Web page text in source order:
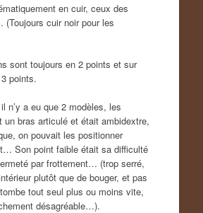
en cuir, ceux des
(Toujours cuir noir pour les
sont toujours en 2 points et sur
points.
n’y a eu que 2 modèles, les
un bras articulé et était ambidextre,
on pouvait les positionner
Son point faible était sa difficulté
par frottement… (trop serré,
plutôt que de bouger, et pas
tout seul plus ou moins vite,
désagréable…).